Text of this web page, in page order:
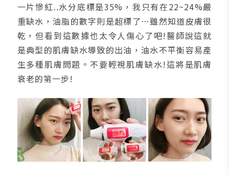
一片慘紅..水分底標是35%，我只有在22~24%嚴
重缺水，油脂的數字則是超標了…雖然知道皮膚很
乾，但看到這數據也太令人傷心了吧!醫師說這就
是典型的肌膚缺水導致的出油，油水不平衡容易產
生多種肌膚問題。不要輕視肌膚缺水!這將是肌膚
衰老的第一步!